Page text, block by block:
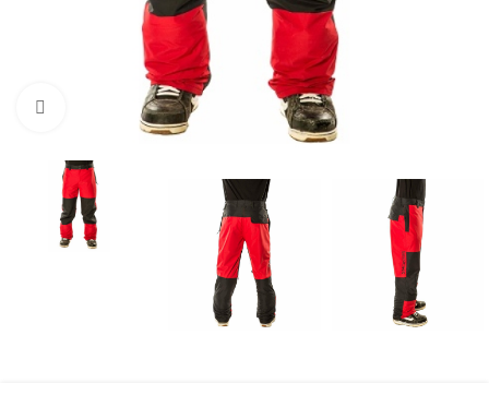
Нажмите, чтобы увеличить